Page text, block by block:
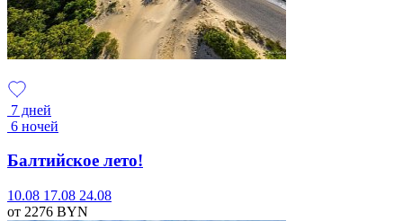
7 дней
6 ночей
Балтийское лето!
10.08 17.08 24.08
от 2276 BYN